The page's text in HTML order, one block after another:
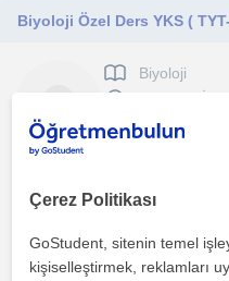
Biyoloji
göstererek öğretmeyi, sınav
1. ders ücretsiz
Çerez Politikası
GoStudent, sitenin temel
kişiselleştirmek, reklamları